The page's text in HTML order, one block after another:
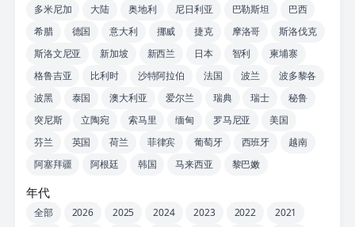
多米尼加
大陆 奥地利 尼日利亚 巴勒斯坦
巴西
希腊
德国 意大利 挪威 捷克 摩洛哥
斯洛伐克
斯洛文尼亚
新加坡 新西兰 日本 智利
柬埔寨
格鲁吉亚
比利时 沙特阿拉伯 法国 波兰
波多黎各
波黑
泰国 澳大利亚 爱尔兰 瑞典 瑞士
秘鲁
突尼斯
立陶宛 索马里 缅甸 罗马尼亚
美国
芬兰
英国 荷兰 菲律宾 葡萄牙 西班牙
越南
阿塞拜疆
阿根廷 韩国 马来西亚 黎巴嫩
年代
全部 2026 2025 2024 2023 2022
2021